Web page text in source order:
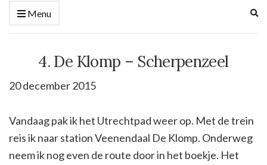
Menu
4. De Klomp – Scherpenzeel
20 december 2015
Vandaag pak ik het Utrechtpad weer op. Met de trein
reis ik naar station Veenendaal De Klomp. Onderweg
neem ik nog even de route door in het boekje. Het